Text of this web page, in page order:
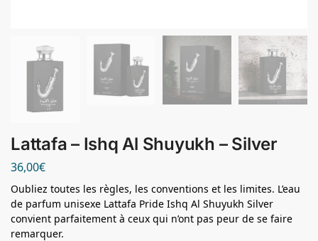
Lattafa – Ishq Al Shuyukh – Silver
36,00€
Oubliez toutes les règles, les conventions et les limites. L’eau
de parfum unisexe Lattafa Pride Ishq Al Shuyukh Silver
convient parfaitement à ceux qui n’ont pas peur de se faire
remarquer.